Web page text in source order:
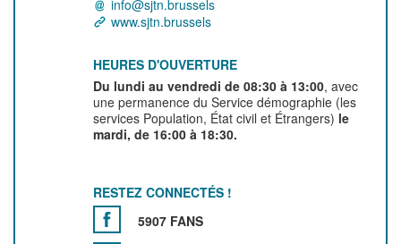
info@sjtn.brussels
www.sjtn.brussels
HEURES D'OUVERTURE
Du lundi au vendredi de 08:30 à 13:00, avec
une permanence du Service démographie (les
services Population, État civil et Étrangers) le
mardi, de 16:00 à 18:30.
RESTEZ CONNECTÉS !
5907 FANS